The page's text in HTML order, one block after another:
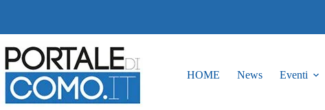
HOME News Eventi